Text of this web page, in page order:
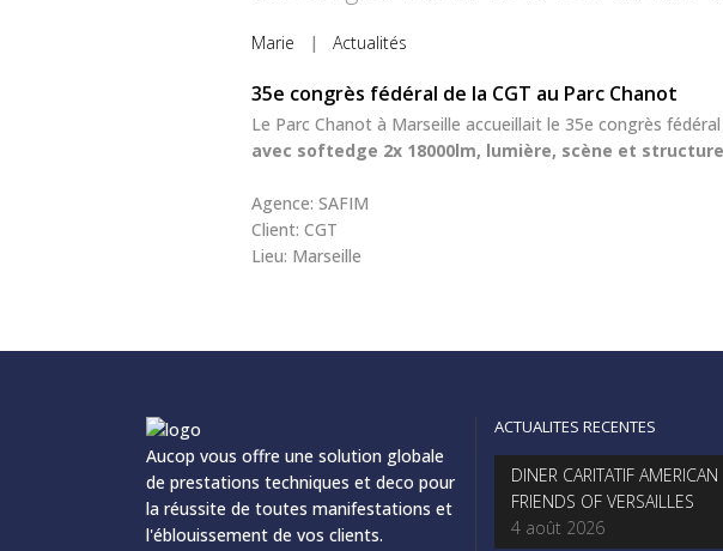
Marie | Actualités
35e congrès fédéral de la CGT au Parc Chanot
Le Parc Chanot à Marseille accueillait le 35e congrès
avec softedge 2x 18000lm, lumière, scène et
Agence: SAFIM
Client: CGT
Lieu: Marseille
Aucop vous offre une solution globale
de prestations techniques et deco pour
la réussite de toutes manifestations et
l'éblouissement de vos clients.
ACTUALITES RECENTES
DINER CARITATIF AMERICAN
FRIENDS OF VERSAILLES
4 août 2026